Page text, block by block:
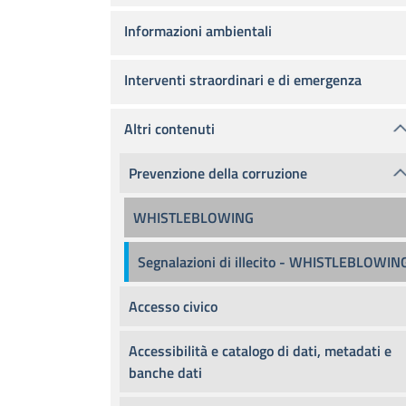
Informazioni ambientali
Interventi straordinari e di emergenza
Altri contenuti
Prevenzione della corruzione
WHISTLEBLOWING
Segnalazioni di illecito -
Accesso civico
Accessibilità e catalogo di dati, metadati e
banche dati